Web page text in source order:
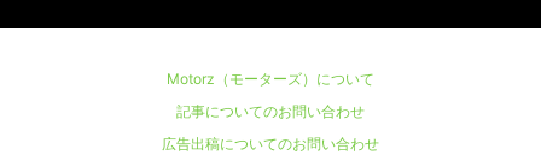
Motorz（モーターズ）について
記事についてのお問い合わせ
広告出稿についてのお問い合わせ